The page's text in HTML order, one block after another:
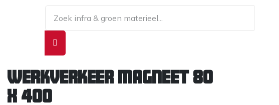
Werkverkeer magneet 80
x 400